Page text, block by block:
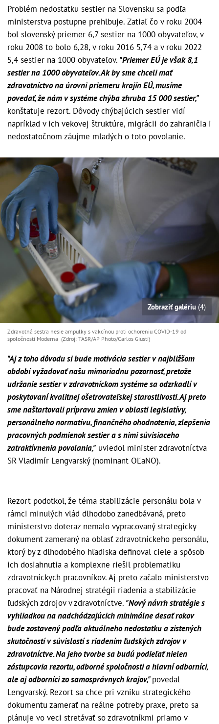
Problém nedostatku sestier na Slovensku sa podľa
ministerstva postupne prehlbuje. Zatiaľ čo v roku 2004
bol slovenský priemer 6,7 sestier na 1000 obyvateľov, v
roku 2008 to bolo 6,28, v roku 2016 5,74 a v roku 2022
5,4 sestier na 1000 obyvateľov. "Priemer EÚ je však 8,1
sestier na 1000 obyvateľov. Ak by sme chceli mať
zdravotníctvo na úrovni priemeru krajín EÚ, musíme
povedať, že nám v systéme chýba zhruba 15 000 sestier,"
konštatuje rezort. Dôvody chýbajúcich sestier vidí
napríklad v ich vekovej štruktúre, migrácii do zahraničia i
nedostatočnom záujme mladých o toto povolanie.
Zobraziť galériu (4)
Zdravotná sestra nesie ampulky s vakcínou proti ochoreniu COVID-19 od
spoločnosti Moderna (Zdroj: TASR/AP Photo/Carlos Giusti)
"Aj z toho dôvodu si bude motivácia sestier v najbližšom
období vyžadovať našu mimoriadnu pozornosť, pretože
udržanie sestier v zdravotníckom systéme sa odzrkadlí v
poskytovaní kvalitnej ošetrovateľskej starostlivosti. Aj preto
sme naštartovali prípravu zmien v oblasti legislatívy,
personálneho normatívu, finančného ohodnotenia, zlepšenia
pracovných podmienok sestier a s nimi súvisiaceho
zatraktívnenia povolania," uviedol minister zdravotníctva
SR Vladimír Lengvarský (nominant OĽaNO).
Rezort podotkol, že téma stabilizácie personálu bola v
rámci minulých vlád dlhodobo zanedbávaná, preto
ministerstvo doteraz nemalo vypracovaný strategicky
dokument zameraný na oblasť zdravotníckeho personálu,
ktorý by z dlhodobého hľadiska definoval ciele a spôsob
ich dosiahnutia a komplexne riešil problematiku
zdravotníckych pracovníkov. Aj preto začalo ministerstvo
pracovať na Národnej stratégii riadenia a stabilizácie
ľudských zdrojov v zdravotníctve. "Nový návrh stratégie s
vyhliadkou na nadchádzajúcich minimálne desať rokov
bude zostavený podľa aktuálneho nedostatku a zistených
skutočností v súvislostí s riadením ľudských zdrojov v
zdravotníctve. Na jeho tvorbe sa budú podieľať nielen
zástupcovia rezortu, odborné spoločnosti a hlavní odborníci,
ale aj odborníci zo samosprávnych krajov,"povedal
Lengvarský. Rezort sa chce pri vzniku strategického
dokumentu zamerať na reálne potreby praxe, preto sa
plánuje vo veci stretávať so zdravotníkmi priamo v